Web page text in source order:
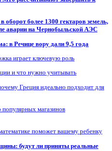
более 1300 гектаров земель,
аварии на Чернобыльской АЭС
в Речице вору дали 9,5 года
играет ключевую роль
и что нужно учитывать
Греция идеально подходит для
популярных магазинов
поможет вашему ребенку
будут ли приняты реальные